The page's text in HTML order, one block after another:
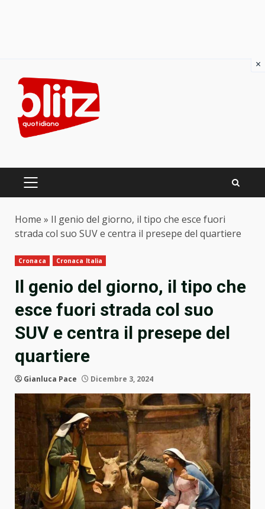
content
PRIMARY
Home » Il genio del giorno, il tipo che esce fuori
strada col suo SUV e centra il presepe del quartiere
Cronaca Cronaca Italia
Il genio del giorno, il tipo che
esce fuori strada col suo
SUV e centra il presepe del
quartiere
Gianluca Pace Dicembre 3, 2024
×